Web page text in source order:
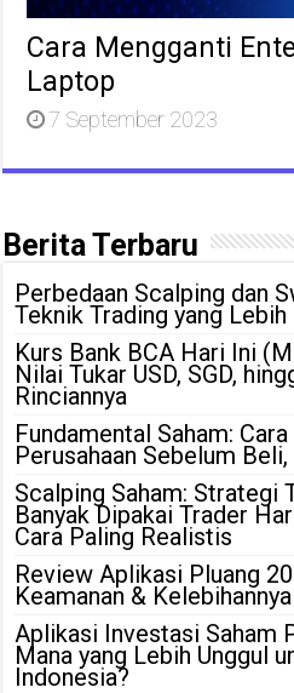
Cara Mengganti
Laptop
7 September 2023
Berita Terbaru
Perbedaan Scalping dan
Teknik Trading yang
Kurs Bank BCA Hari Ini
Nilai Tukar USD, SGD,
Rinciannya
Fundamental Saham:
Perusahaan Sebelum
Scalping Saham: Strategi
Banyak Dipakai Trader
Cara Paling Realistis
Review Aplikasi Pluang
Keamanan & Kelebihannya
Aplikasi Investasi Saham
Mana yang Lebih Unggul
Indonesia?